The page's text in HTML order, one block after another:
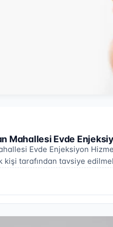
Mahallesi Evde
Evde Enjeksiyon
kişi tarafından tavsiye